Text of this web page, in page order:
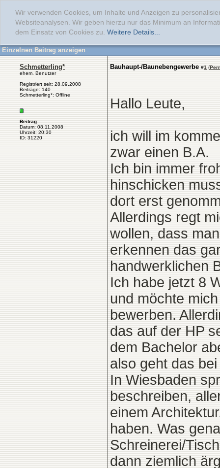
Wir verwenden Cookies, um Inhalte und Anzeigen zu
Websiteanalysen. Wir geben hierzu nur das Minimum an
dem Einsatz von Cookies zu. Weitere Details...
Einzelnen Beitrag anzeigen
Schmetterling*
ehem. Benutzer
Registriert seit: 28.09.2008
Beiträge: 140
Schmetterling*: Offline
Beitrag
Datum: 08.11.2008
Uhrzeit: 20:30
ID: 31220
Bauhaupt-/Baunebengewerbe #1 (
Hallo Leute,
ich will im
zwar einen B.A.
Ich bin immer
hinschicken
dort erst
Allerdings regt
wollen, dass
erkennen das
handwerklichen
Ich habe jetzt 8
und möchte
bewerben.
das auf der HP
dem Bachelor
also geht das
In Wiesbaden
beschreiben,
einem
haben. Was
Schreinerei/
dann ziemlich